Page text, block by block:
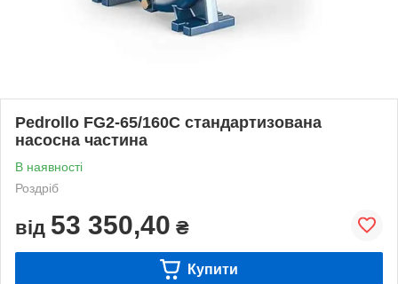
Pedrollo FG2-65/160C стандартизована
насосна частина
В наявності
Роздріб
від 53 350,40 ₴
Купити